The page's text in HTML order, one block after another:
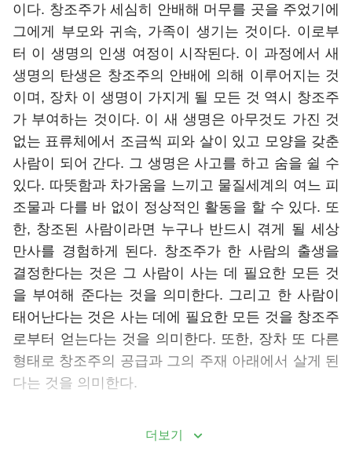
이다. 창조주가 세심히 안배해 머무를 곳을 주었기에
그에게 부모와 귀속, 가족이 생기는 것이다. 이로부
터 이 생명의 인생 여정이 시작된다. 이 과정에서 새
생명의 탄생은 창조주의 안배에 의해 이루어지는 것
이며, 장차 이 생명이 가지게 될 모든 것 역시 창조주
가 부여하는 것이다. 이 새 생명은 아무것도 가진 것
없는 표류체에서 조금씩 피와 살이 있고 모양을 갖춘
사람이 되어 간다. 그 생명은 사고를 하고 숨을 쉴 수
있다. 따뜻함과 차가움을 느끼고 물질세계의 여느 피
조물과 다를 바 없이 정상적인 활동을 할 수 있다. 또
한, 창조된 사람이라면 누구나 반드시 겪게 될 세상
만사를 경험하게 된다. 창조주가 한 사람의 출생을
결정한다는 것은 그 사람이 사는 데 필요한 모든 것
을 부여해 준다는 것을 의미한다. 그리고 한 사람이
태어난다는 것은 사는 데에 필요한 모든 것을 창조주
로부터 얻는다는 것을 의미한다. 또한, 장차 또 다른
형태로 창조주의 공급과 그의 주재 아래에서 살게 된
다는 것을 의미한다.
2. 사람의 출생 배경이 각양각색인 이유
더보기